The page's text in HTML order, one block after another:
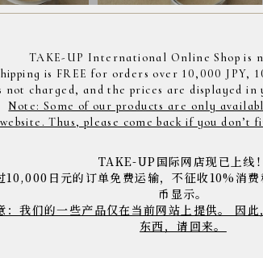
ト ベーシックフープ
SV/K10 フラットライン ベーシックフープ
ピアス
¥23,100
TAKE-UP International Online Shop is
is FREE for orders over 10,000 JPY,
not charged, and the prices are displayed in
Note: Some of our products are only
website. Thus, please come back if you don’t
TAKE-UP国际网店现已上线！
10,000日元的订单免费运输，不征收10%消费
币显示。
：我们的一些产品仅在当前网站上提供。 因
东西，请回来。